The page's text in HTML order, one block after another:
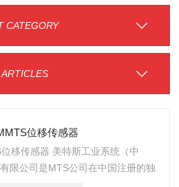
CATEGORY
位移传感器
移传感器 美特斯工业系统（中
限公司是MTS公司在中国注册的独